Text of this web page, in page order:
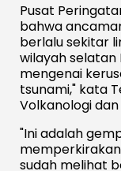
Pusat
bahwa
berlalu sekitar
wilayah selatan
mengenai
tsunami," kata
Volkanologi dan
"Ini adalah
sudah melihat